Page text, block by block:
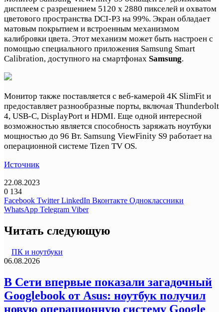
дисплеем с разрешением 5120 х 2880 пикселей и охватом
цветового пространства DCI-P3 на 99%. Экран обладает
матовым покрытием и встроенным механизмом
калибровки цвета. Этот механизм может быть настроен с
помощью специального приложения Samsung Smart
Calibration, доступного на смартфонах Samsung.
Монитор также поставляется с веб-камерой 4K SlimFit и
предоставляет разнообразные порты, включая Thunderbolt
4, USB-C, DisplayPort и HDMI. Еще одной интересной
возможностью является способность заряжать ноутбуки
мощностью до 96 Вт. Samsung ViewFinity S9 работает на
операционной системе Tizen TV OS.
Источник
22.08.2023
0 134
Facebook Twitter LinkedIn Вконтакте Одноклассники
WhatsApp Telegram Viber
Читать следующую
ПК и ноутбуки
06.08.2026
В Сети впервые показали загадочный
Googlebook от Asus: ноутбук получил
новую операционную систему Google